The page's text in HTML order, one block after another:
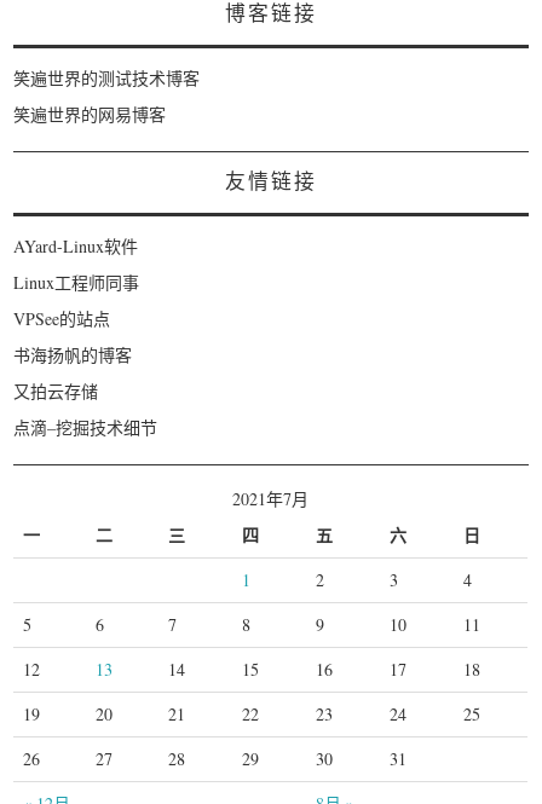
博客链接
笑遍世界的测试技术博客
笑遍世界的网易博客
友情链接
AYard-Linux软件
Linux工程师同事
VPSee的站点
书海扬帆的博客
又拍云存储
点滴–挖掘技术细节
2021年7月
一 二 三 四 五 六 日
1 2 3
4
5
6 7 8 9 10
11
12
13 14 15 16 17
18
19
20 21 22 23 24
25
26
27 28 29 30 31